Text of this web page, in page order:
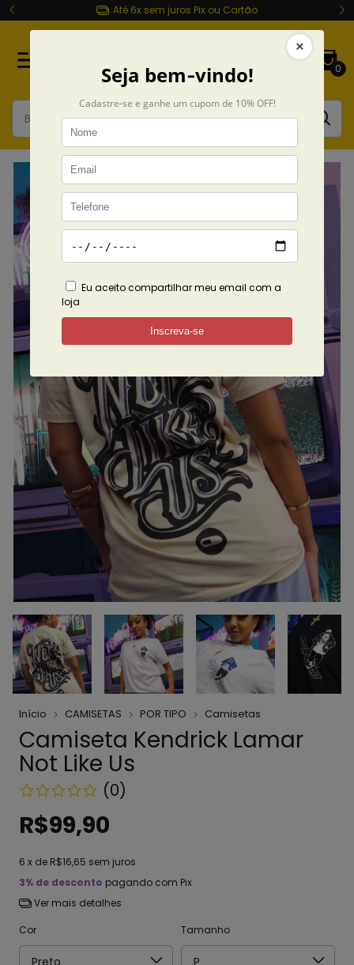
Entrega rápida Todo Brasil
0
Início CAMISETAS POR TIPO Camisetas
Camiseta Kendrick Lamar
Not Like Us
(0)
R$99,90
6 x de R$16,65 sem juros
3% de desconto pagando com Pix
Ver mais detalhes
Cor
Tamanho